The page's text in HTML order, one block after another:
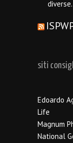
diverse.
siti
Edoardo
Life
Magnum
National